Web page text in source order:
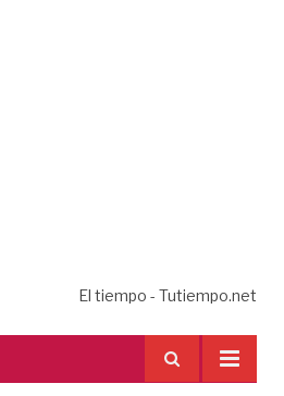
El tiempo - Tutiempo.net